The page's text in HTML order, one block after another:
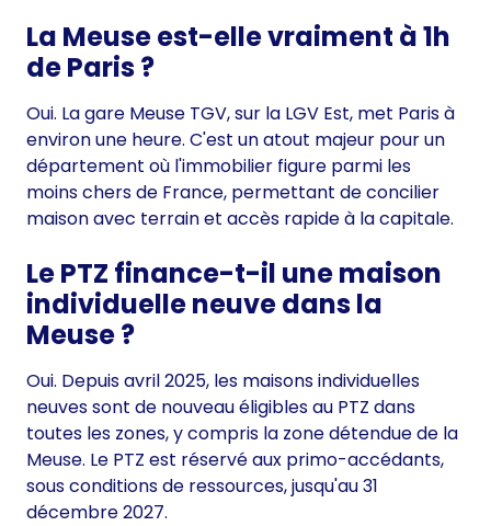
La Meuse est-elle vraiment à 1h
de Paris ?
Oui. La gare Meuse TGV, sur la LGV Est, met Paris à
environ une heure. C'est un atout majeur pour un
département où l'immobilier figure parmi les
moins chers de France, permettant de concilier
maison avec terrain et accès rapide à la capitale.
Le PTZ finance-t-il une maison
individuelle neuve dans la
Meuse ?
Oui. Depuis avril 2025, les maisons individuelles
neuves sont de nouveau éligibles au PTZ dans
toutes les zones, y compris la zone détendue de la
Meuse. Le PTZ est réservé aux primo-accédants,
sous conditions de ressources, jusqu'au 31
décembre 2027.